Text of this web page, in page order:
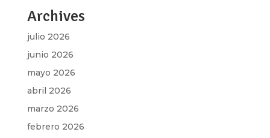
Archives
julio 2026
junio 2026
mayo 2026
abril 2026
marzo 2026
febrero 2026